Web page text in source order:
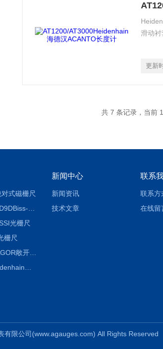
滑动
更新
共 7 条记录，当前
式磁栅尺
光栅尺
栅尺
L2RP-3DFAGOR敞开式光栅尺
新闻中心
新闻资讯
技术文章
联系
联系方
在线留
有限公司(www.agauges.com) All Rights